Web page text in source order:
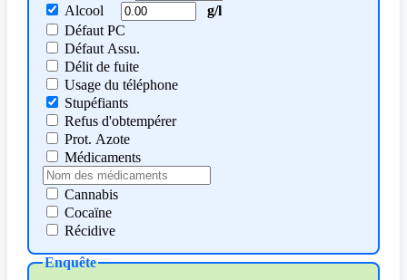
Alcool
g/l
Défaut PC
Défaut Assu.
Délit de fuite
Usage du téléphone
Stupéfiants
Refus d'obtempérer
Prot. Azote
Médicaments
Cannabis
Cocaïne
Récidive
Enquête